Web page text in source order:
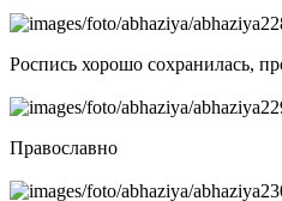
Роспись хорошо сохранилась,
Православно